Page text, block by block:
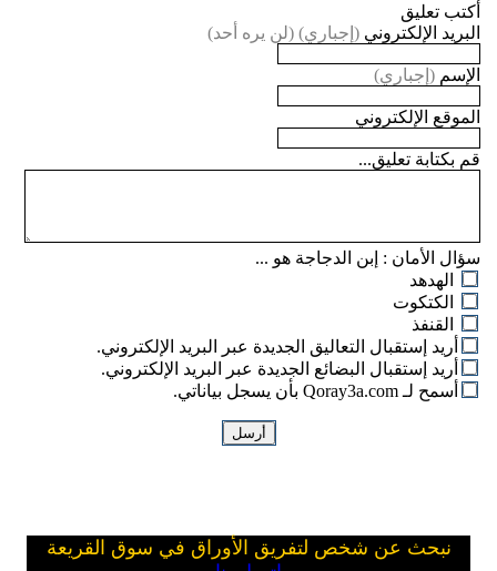
أكتب تعليق
البريد الإلكتروني (إجباري) (لن يره أحد)
الإسم (إجباري)
الموقع الإلكتروني
قم بكتابة تعليق...
سؤال الأمان : إبن الدجاجة هو ...
الهدهد
الكتكوت
القنفذ
أريد إستقبال التعاليق الجديدة عبر البريد الإلكتروني.
أريد إستقبال البضائع الجديدة عبر البريد الإلكتروني.
أسمح لـ Qoray3a.com بأن يسجل بياناتي.
نبحث عن شخص لتفريق الأوراق في سوق القريعة